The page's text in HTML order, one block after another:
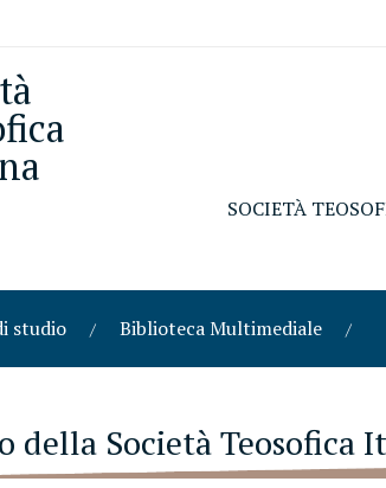
SOCIETÀ
studio Biblioteca Multimediale
della Società Teosofica